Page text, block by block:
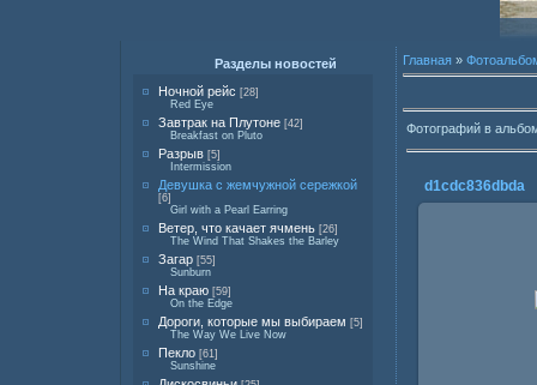
Разделы новостей
Ночной рейс [28]
Red Eye
Завтрак на Плутоне [42]
Breakfast on Pluto
Разрыв [5]
Intermission
Девушка с жемчужной сережкой
[6]
Girl with a Pearl Earring
Ветер, что качает ячмень [26]
The Wind That Shakes the Barley
Загар [55]
Sunburn
На краю [59]
On the Edge
Дороги, которые мы выбираем [5]
The Way We Live Now
Пекло [61]
Sunshine
Главная »
Фотографий в
d1cdc836dbda